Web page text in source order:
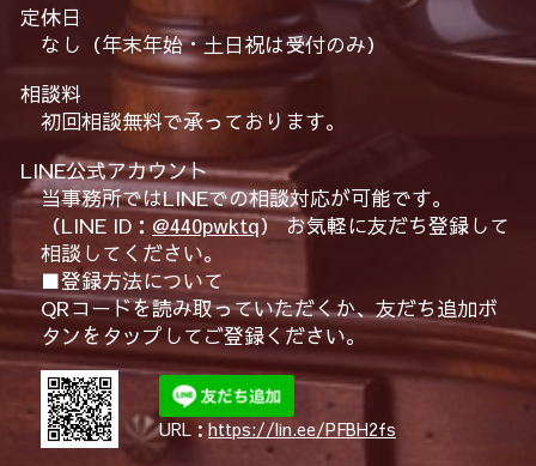
定休日
なし（年末年始・土日祝は受付のみ）
相談料
初回相談無料で承っております。
LINE公式アカウント
当事務所ではLINEでの相談対応が可能です。
（LINE ID： @440pwktq） お気軽に友だち登録して
相談してください。
■登録方法について
QRコードを読み取っていただくか、友だち追加ボ
タンをタップしてご登録ください。
URL： https://lin.ee/PFBH2fs